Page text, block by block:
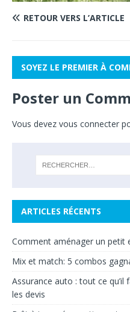
RETOUR VERS L’ARTICLE
SOYEZ LE PREMIER À
Poster un
Vous devez vous connecter
ARTICLES RÉCENTS
Comment aménager un petit
Mix et match: 5 combos
Assurance auto : tout ce
les devis